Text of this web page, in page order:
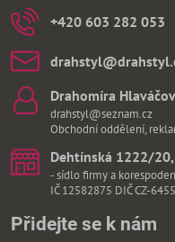
+420 603 282 053
Drahomíra
drahstyl@seznam.cz
Obchodní oddělení,
Dehtínská 1222/
- sídlo firmy a
IČ 12582875 DIČ CZ-
Přidejte se k nám